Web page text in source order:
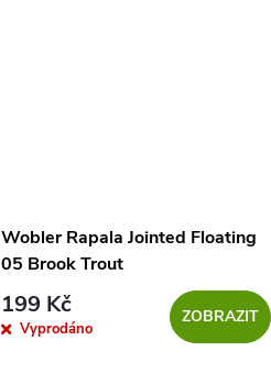
Wobler Rapala Jointed Floating
05 Brook Trout
199 Kč
Vyprodáno
ZOBRAZIT